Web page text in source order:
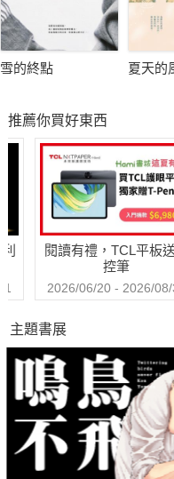
雪的終點 夏天的
推薦你買好東西
閱讀有禮，TCL平板
控筆
2026/06/20 - 2026/08/
主題書展